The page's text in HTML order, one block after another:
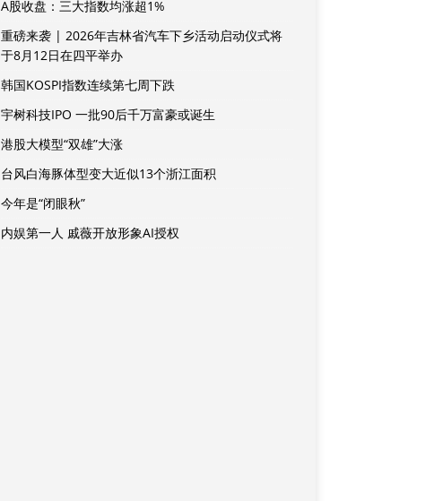
A股收盘：三大指数均涨超1%
重磅来袭 | 2026年吉林省汽车下乡活动启动仪式将
于8月12日在四平举办
韩国KOSPI指数连续第七周下跌
宇树科技IPO 一批90后千万富豪或诞生
港股大模型“双雄”大涨
台风白海豚体型变大近似13个浙江面积
今年是“闭眼秋”
内娱第一人 戚薇开放形象AI授权